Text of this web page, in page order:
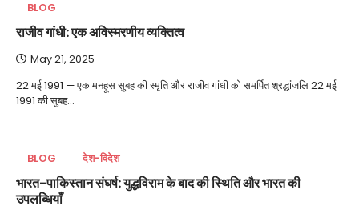
BLOG
राजीव गांधी: एक अविस्मरणीय व्यक्तित्व
May 21, 2025
22 मई 1991 — एक मनहूस सुबह की स्मृति और राजीव गांधी को समर्पित श्रद्धांजलि 22 मई
1991 की सुबह…
BLOG देश-विदेश
भारत-पाकिस्तान संघर्ष: युद्धविराम के बाद की स्थिति और भारत की
उपलब्धियाँ